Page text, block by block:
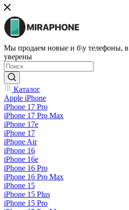
Мы продаем новые и б\у телефоны,
уверены
Каталог
Apple iPhone
iPhone 17 Pro
iPhone 17 Pro Max
iPhone 17e
iPhone 17
iPhone Air
iPhone 16
iPhone 16e
iPhone 16 Pro
iPhone 16 Pro Max
iPhone 15
iPhone 15 Plus
iPhone 15 Pro